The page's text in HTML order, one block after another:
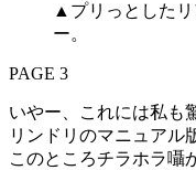
▲プリっとした
ー。
PAGE 3
いやー、これには私も
リンドリのマニュアル
このところチラホラ囁